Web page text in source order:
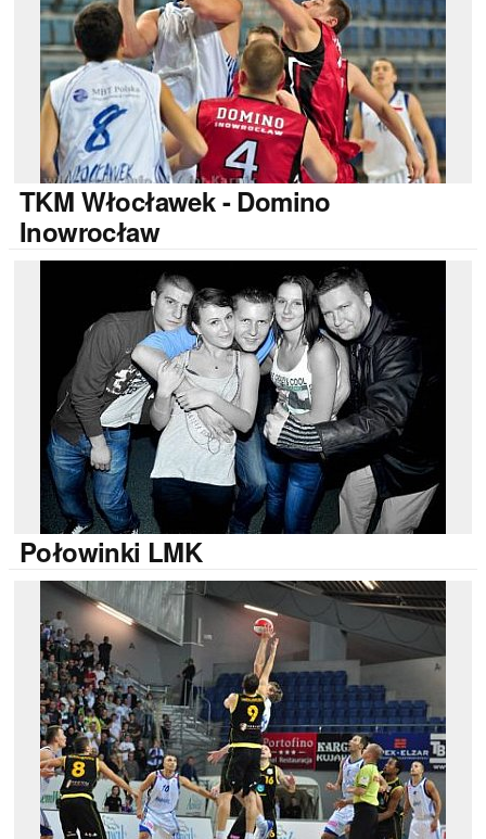
TKM Włocławek - Domino
Inowrocław
Połowinki LMK